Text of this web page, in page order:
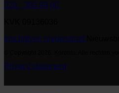
026 - 389 89 00
Inschrijven nieuwsbrief
Privacy statement